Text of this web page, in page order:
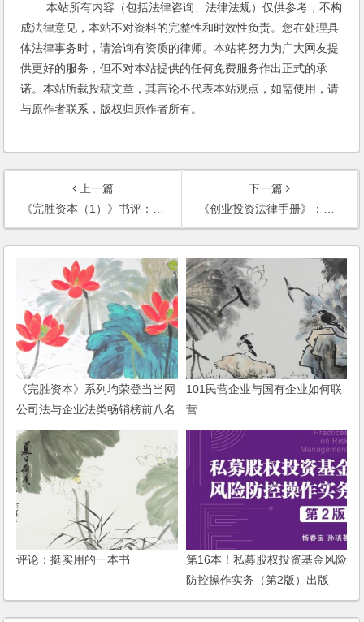
本站所有内容（包括法律咨询、法律法规）仅供参考，不构
成法律意见，本站不对资料的完整性和时效性负责。您在处理具
体法律事务时，请洽询有资质的律师。本站将努力为广大网友提
供更好的服务，但不对本站提供的任何免费服务作出正式的承
诺。本站所载投稿文章，其言论不代表本站观点，如需使用，请
与原作者联系，版权归原作者所有。
上一篇
《完胜资本（1）》书评：三大功能，实用的工具书！
下一篇
《创业投资法律手册》：创业者的必备宝典
《完胜资本》系列均荣登当当网
公司法与企业法类畅销榜前八名
101民营企业与国有企业如何联
营
评论：挺实用的一本书
第16本！私募股权投资基金风险
防控操作实务（第2版）出版